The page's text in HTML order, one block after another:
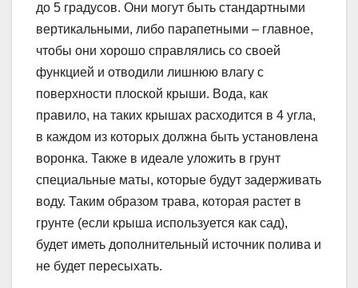
до 5 градусов. Они могут быть стандартными
вертикальными, либо парапетными – главное,
чтобы они хорошо справлялись со своей
функцией и отводили лишнюю влагу с
поверхности плоской крыши. Вода, как
правило, на таких крышах расходится в 4 угла,
в каждом из которых должна быть установлена
воронка. Также в идеале уложить в грунт
специальные маты, которые будут задерживать
воду. Таким образом трава, которая растет в
грунте (если крыша используется как сад),
будет иметь дополнительный источник полива и
не будет пересыхать.